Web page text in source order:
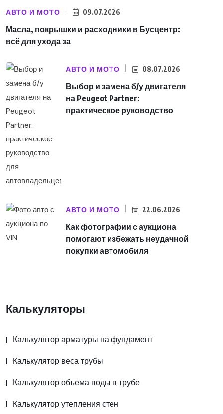
АВТО И МОТО 09.07.2026
Масла, покрышки и расходники в Бусцентр:
всё для ухода за
АВТО И МОТО 08.07.2026
Выбор и замена б/у двигателя
на Peugeot Partner:
практическое руководство
АВТО И МОТО 22.06.2026
Как фотографии с аукциона
помогают избежать неудачной
покупки автомобиля
Калькуляторы
Калькулятор арматуры на фундамент
Калькулятор веса трубы
Калькулятор объема воды в трубе
Калькулятор утепления стен